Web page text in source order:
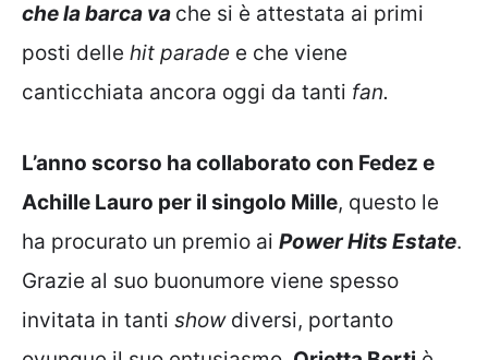
che la barca va che si è attestata ai primi
posti delle hit parade e che viene
canticchiata ancora oggi da tanti fan.
L’anno scorso ha collaborato con Fedez e
Achille Lauro per il singolo Mille, questo le
ha procurato un premio ai Power Hits Estate.
Grazie al suo buonumore viene spesso
invitata in tanti showdiversi, portanto